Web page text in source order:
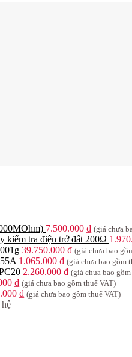
7.500.000 ₫ (giá chưa
kiểm tra điện trở đất 200Ω
39.750.000 ₫ (giá chưa bao
1.065.000 ₫ (giá chưa bao gồm
2.260.000 ₫ (giá chưa bao
₫ (giá chưa bao gồm thuế VAT)
₫ (giá chưa bao gồm thuế VAT)